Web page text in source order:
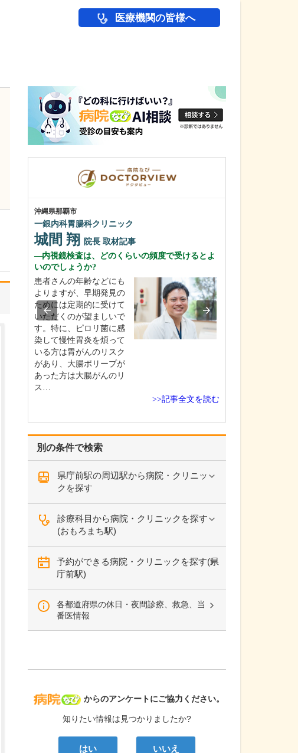
医療機関の皆様へ
別の条件で検索
県庁前駅の周辺駅から病院・クリニッ
クを探す
診療科目から病院・クリニックを探す
(おもろまち駅)
予約ができる病院・クリニックを探す(県
庁前駅)
各都道府県の休日・夜間診療、救急、当
番医情報
病院なび
からのアンケートにご協力ください。
知りたい情報は見つかりましたか?
はい いいえ
沖縄県那覇市
一銀内科胃腸科クリニック
城間 翔 院長 取材記事
内視鏡検査は、どのくらいの頻度で受けるとよ
いのでしょうか?
患者さんの年齢などにも
よりますが、早期発見の
ためには定期的に受けて
いただくのが望ましいで
す。特に、ピロリ菌に感
染して慢性胃炎を煩って
いる方は胃がんのリスク
があり、大腸ポリープが
あった方は大腸がんのリ
ス…
>>記事全文を読む